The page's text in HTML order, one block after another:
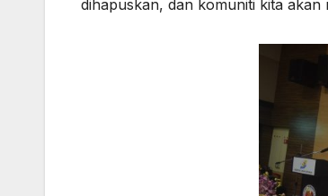
dihapuskan, dan komuniti kita akan